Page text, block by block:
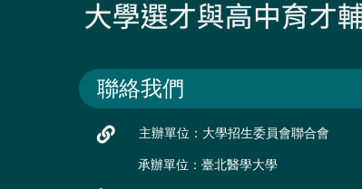
聯絡我們
主辦單位：大學招生委員會聯合會
承辦單位：臺北醫學大學